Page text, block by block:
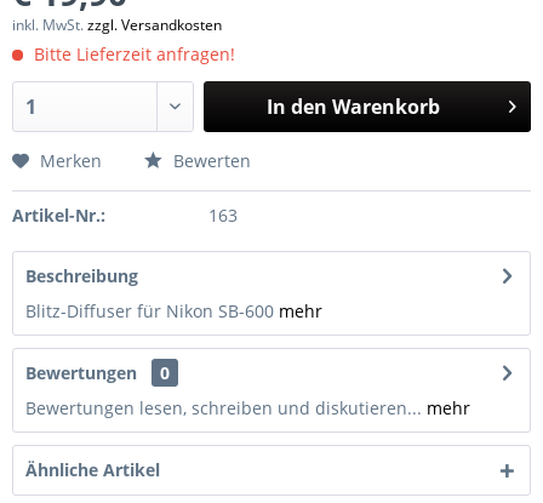
inkl. MwSt.zzgl. Versandkosten
Bitte Lieferzeit anfragen!
In den Warenkorb
Merken Bewerten
Artikel-Nr.: 163
Beschreibung
Blitz-Diffuser für Nikon SB-600 mehr
Bewertungen
0
Bewertungen lesen, schreiben und diskutieren... mehr
Ähnliche Artikel